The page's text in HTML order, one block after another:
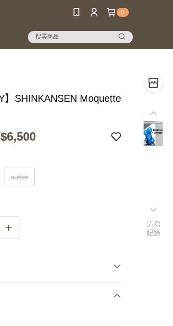
0
】SHINKANSEN Moquette
putter
清除
紀錄